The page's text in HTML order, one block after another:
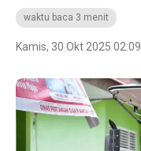
waktu baca 3 menit
Kamis, 30 Okt 2025 02:09